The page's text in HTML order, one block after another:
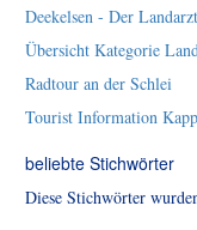
Deekelsen - Der Landarzt
Übersicht Kategorie
Radtour an der Schlei
Tourist Information
beliebte Stichwörter
Diese Stichwörter